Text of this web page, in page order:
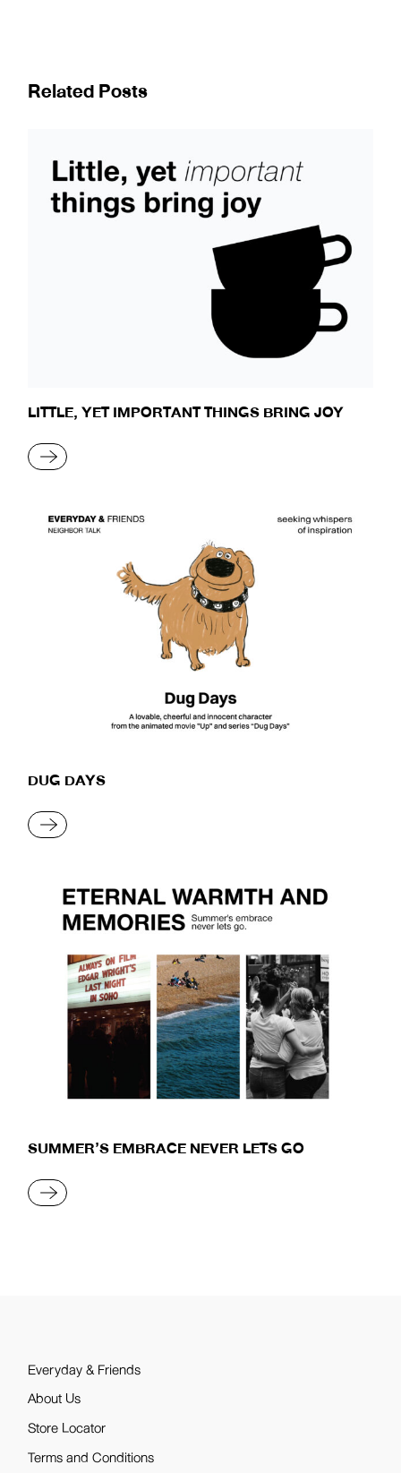
Related Posts
LITTLE, YET IMPORTANT THINGS BRING JOY
READ MORE
DUG DAYS
READ MORE
SUMMER’S EMBRACE NEVER LETS GO
READ MORE
Everyday & Friends
About Us
Store Locator
Terms and Conditions